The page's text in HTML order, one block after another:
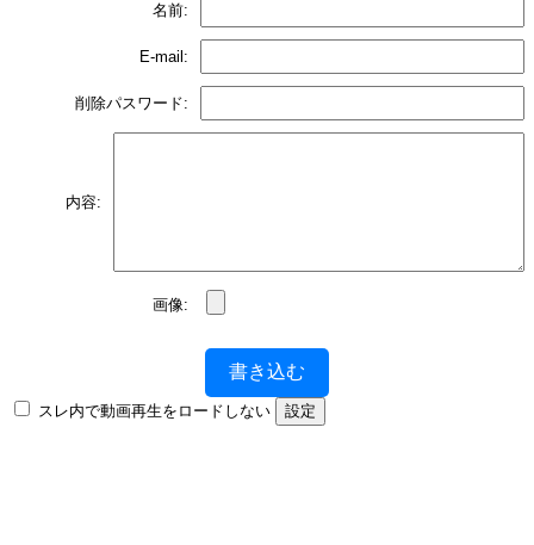
名前:
E-mail:
削除パスワード:
内容:
画像:
書き込む
スレ内で動画再生をロードしない